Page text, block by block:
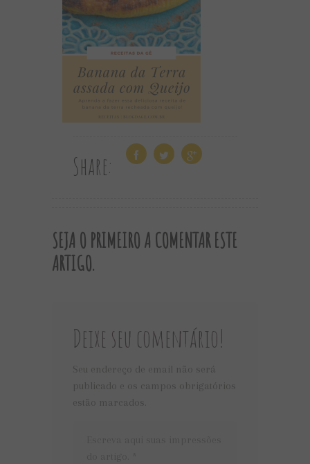
Share:
SEJA O PRIMEIRO A COMENTAR ESTE
ARTIGO.
Deixe seu comentário!
Seu endereço de email não será
publicado e os campos obrigatórios
estão marcados.